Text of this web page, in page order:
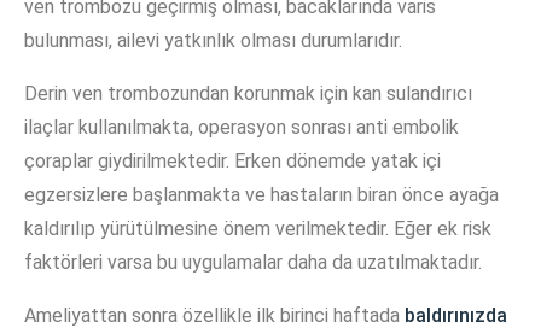
ven trombozu geçirmiş olması, bacaklarında varis
bulunması, ailevi yatkınlık olması durumlarıdır.
Derin ven trombozundan korunmak için kan sulandırıcı
ilaçlar kullanılmakta, operasyon sonrası anti embolik
çoraplar giydirilmektedir. Erken dönemde yatak içi
egzersizlere başlanmakta ve hastaların biran önce ayağa
kaldırılıp yürütülmesine önem verilmektedir. Eğer ek risk
faktörleri varsa bu uygulamalar daha da uzatılmaktadır.
Ameliyattan sonra özellikle ilk birinci haftada baldırınızda